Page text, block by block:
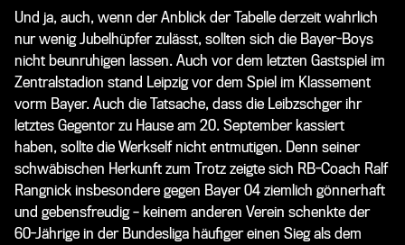
Und ja, auch, wenn der Anblick der Tabelle derzeit wahrlich
nur wenig Jubelhüpfer zulässt, sollten sich die Bayer-Boys
nicht beunruhigen lassen. Auch vor dem letzten Gastspiel im
Zentralstadion stand Leipzig vor dem Spiel im Klassement
vorm Bayer. Auch die Tatsache, dass die Leibzschger ihr
letztes Gegentor zu Hause am 20. September kassiert
haben, sollte die Werkself nicht entmutigen. Denn seiner
schwäbischen Herkunft zum Trotz zeigte sich RB-Coach Ralf
Rangnick insbesondere gegen Bayer 04 ziemlich gönnerhaft
und gebensfreudig – keinem anderen Verein schenkte der
60-Jährige in der Bundesliga häufiger einen Sieg als dem